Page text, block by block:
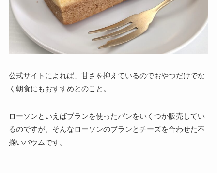
公式サイトによれば、甘さを抑えているのでおやつだけでな
く朝食にもおすすめとのこと。
ローソンといえばブランを使ったパンをいくつか販売してい
るのですが、そんなローソンのブランとチーズを合わせた不
揃いバウムです。